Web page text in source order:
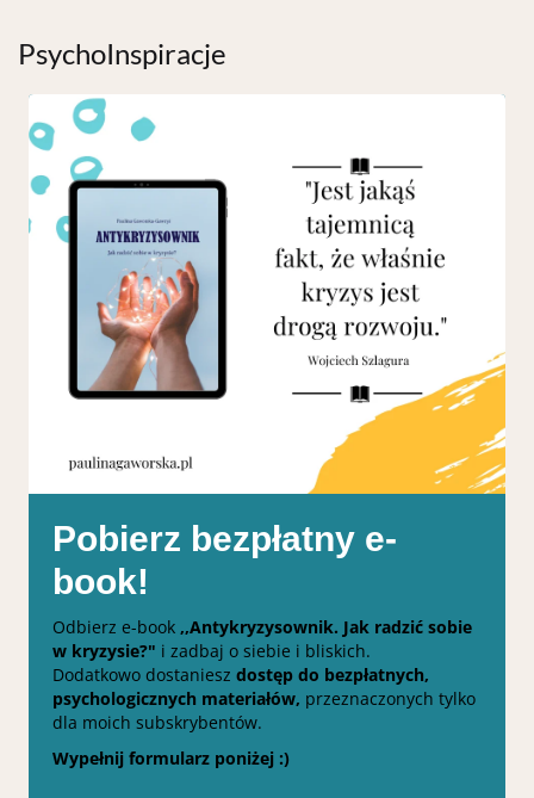
PsychoInspiracje
Pobierz bezpłatny e-
book!
Odbierz e-book ,,Antykryzysownik. Jak radzić sobie
w kryzysie?" i zadbaj o siebie i bliskich.
Dodatkowo dostaniesz dostęp do bezpłatnych,
psychologicznych materiałów, przeznaczonych tylko
dla moich subskrybentów.
Wypełnij formularz poniżej :)